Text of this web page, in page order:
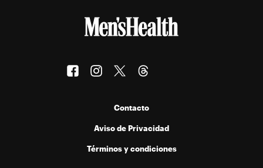
Contacto
Aviso de Privacidad
Términos y condiciones